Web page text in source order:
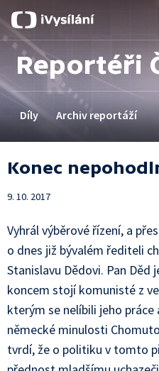
Reportéři
Díly Archiv reportáží
Konec
9. 10. 2017
Vyhrál výběrové řízení, a
o dnes již bývalém řediteli
Stanislavu Dědovi. Pan Děd
koncem stojí komunisté z
kterým se nelíbili jeho
německé minulosti
tvrdí, že o politiku v tomto